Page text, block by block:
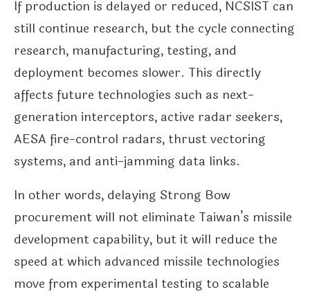
If production is delayed or reduced, NCSIST can
still continue research, but the cycle connecting
research, manufacturing, testing, and
deployment becomes slower. This directly
affects future technologies such as next-
generation interceptors, active radar seekers,
AESA fire-control radars, thrust vectoring
systems, and anti-jamming data links.
In other words, delaying Strong Bow
procurement will not eliminate Taiwan’s missile
development capability, but it will reduce the
speed at which advanced missile technologies
move from experimental testing to scalable